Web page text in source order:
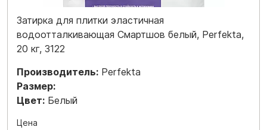
Затирка для плитки эластичная
водоотталкивающая Смартшов белый, Perfekta,
20 кг, 3122
Производитель: Perfekta
Размер:
Цвет: Белый
Цена